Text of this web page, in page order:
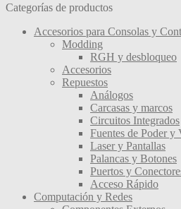
Categorías de productos
Accesorios para Consolas y
Modding
RGH y desbloqueo
Accesorios
Repuestos
Análogos
Carcasas y marcos
Circuitos Integrados
Fuentes de Poder y
Laser y Pantallas
Palancas y Botones
Puertos y
Acceso Rápido
Computación y Redes